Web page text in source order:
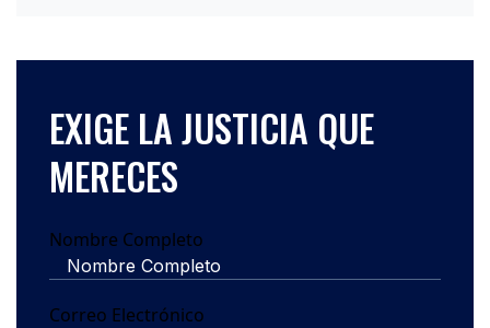
EXIGE LA JUSTICIA QUE
MERECES
Nombre Completo
Correo Electrónico